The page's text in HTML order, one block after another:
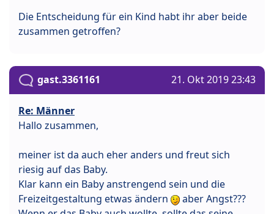
Die Entscheidung für ein Kind habt ihr aber beide
zusammen getroffen?
gast.3361161 21. Okt 2019 23:43
Re: Männer
Hallo zusammen,
meiner ist da auch eher anders und freut sich
riesig auf das Baby.
Klar kann ein Baby anstrengend sein und die
Freizeitgestaltung etwas ändern
aber Angst???